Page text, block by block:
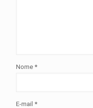
Nome *
E-mail *